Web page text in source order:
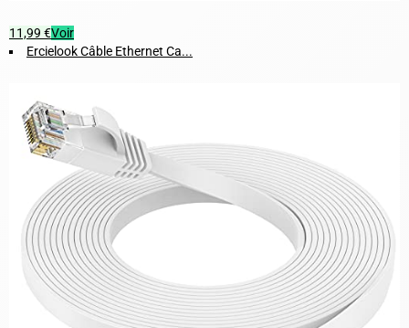
11,99 €Voir
Ercielook Câble Ethernet Ca...